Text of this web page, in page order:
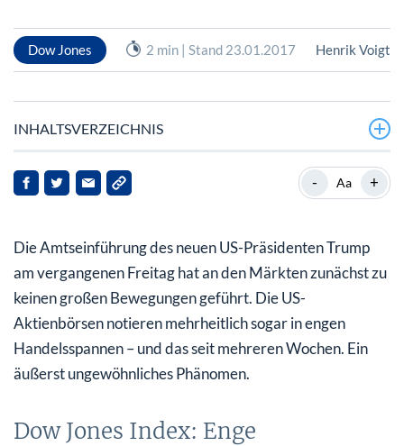
Dow Jones 2 min | Stand 23.01.2017 Henrik Voigt
INHALTSVERZEICHNIS
Dow Jones Index: Enge Handelsspanne – schon seit 6
Wochen
Wir haben unser Pulver für kommende Schnäppchen
trocken gehalten
Nur ein Ereignis kann die Korrektur noch verhindern
- Aa +
Die Amtseinführung des neuen US-Präsidenten Trump
am vergangenen Freitag hat an den Märkten zunächst zu
keinen großen Bewegungen geführt. Die US-
Aktienbörsen notieren mehrheitlich sogar in engen
Handelsspannen – und das seit mehreren Wochen. Ein
äußerst ungewöhnliches Phänomen.
Dow Jones Index: Enge